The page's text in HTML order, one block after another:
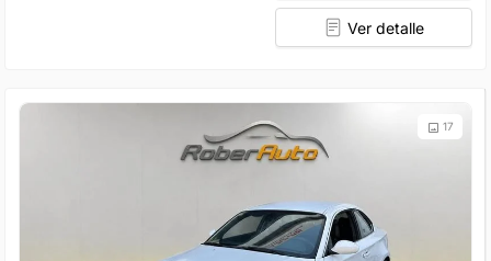
Ver detalle
17